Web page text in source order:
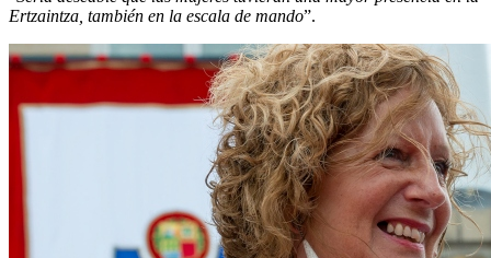
Ertzaintza, también en la escala de mando”.